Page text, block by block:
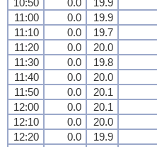
11:00
0.0 19.9
11:10
0.0 19.7
11:20
0.0 20.0
11:30
0.0 19.8
11:40
0.0 20.0
11:50
0.0 20.1
12:00
0.0 20.1
12:10
0.0 20.0
12:20
0.0 19.9